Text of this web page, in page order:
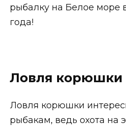
рыбалку на Белое море
года!
Ловля корюшки
Ловля корюшки
рыбакам, ведь охота на